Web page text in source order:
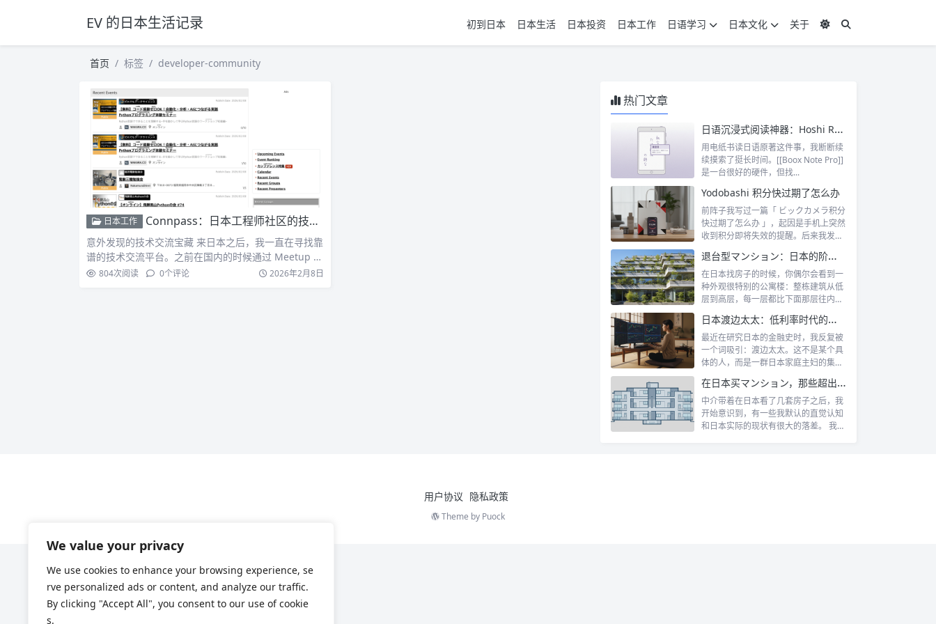
We value your privacy
We use cookies to enhance your browsing experience, se
rve personalized ads or content, and analyze our traffic.
By clicking "Accept All", you consent to our use of cookie
s.
EV 的日本生活记录 初到日本 日本生活 日本投资 日本工作 日语学习 日本文化 关于
首页 标签 developer-community
日本工作 Connpass：日本工程师社区的技术活动中心
意外发现的技术交流宝藏 来日本之后，我一直在寻找靠
谱的技术交流平台。之前在国内的时候通过 Meetup 参
加过…
804次阅读 0个评论 2026年2月8日
热门文章
日语沉浸式阅读神器：Hoshi Reader Android 与 Chimahon
用电纸书读日语原著这件事，我断断续
续摸索了挺长时间。[[Boox Note Pro]]
是一台很好的硬件，但找...
Yodobashi 积分快过期了怎么办
前阵子我写过一篇「 ビックカメラ积分
快过期了怎么办 」，起因是手机上突然
收到积分即将失效的提醒。后来我发
退台型マンション：日本的阶梯式露台公寓是什么
在日本找房子的时候，你偶尔会看到一
种外观很特别的公寓楼：整栋建筑从低
层到高层，每一层都比下面那层往内缩
日本渡边太太：低利率时代的散户传奇
最近在研究日本的金融史时，我反复被
一个词吸引：渡边太太。这不是某个具
体的人，而是一群日本家庭主妇的集体
在日本买マンション，那些超出认知的所有权规则
中介带着在日本看了几套房子之后，我
开始意识到，有一些我默认的直觉认知
和日本实际的现状有很大的落差。 我自
用户协议 隐私政策
Theme by Puock